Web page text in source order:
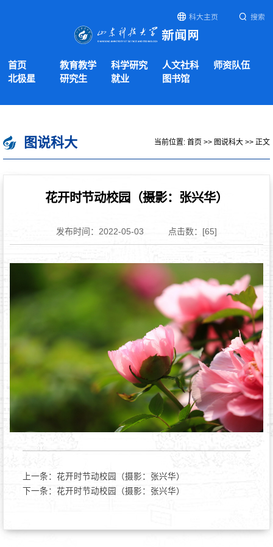
科大主页 搜索
首页 教育教学 科学研究 人文社科
师资队伍
北极星
研究生 就业 图书馆
图说科大 当前位置: 首页 >> 图说科大 >> 正文
花开时节动校园（摄影：张兴华）
发布时间：2022-05-03 点击数：[65]
上一条： 花开时节动校园（摄影：张兴华）
下一条： 花开时节动校园（摄影：张兴华）